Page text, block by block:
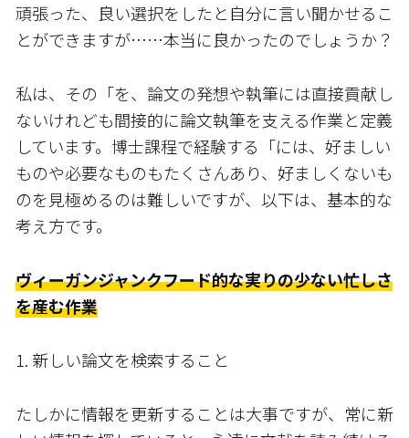
頑張った、良い選択をしたと自分に言い聞かせるこ
とができますが……本当に良かったのでしょうか？
私は、その「を、論文の発想や執筆には直接貢献し
ないけれども間接的に論文執筆を支える作業と定義
しています。博士課程で経験する「には、好ましい
ものや必要なものもたくさんあり、好ましくないも
のを見極めるのは難しいですが、以下は、基本的な
考え方です。
ヴィーガンジャンクフード的な実りの少ない忙しさ
を産む作業
1. 新しい論文を検索すること
たしかに情報を更新することは大事ですが、常に新